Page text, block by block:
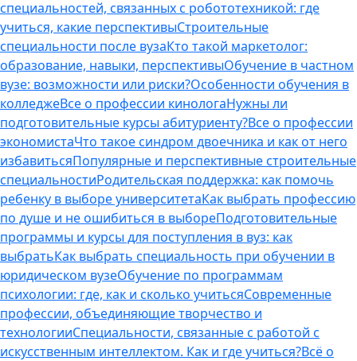
специальностей, связанных с робототехникой: где
учиться, какие перспективыСтроительные
специальности после вузаКто такой маркетолог:
образование, навыки, перспективыОбучение в частном
вузе: возможности или риски?Особенности обучения в
колледжеВсе о профессии кинологаНужны ли
подготовительные курсы абитуриенту?Все о профессии
экономистаЧто такое синдром двоечника и как от него
избавитьсяПопулярные и перспективные строительные
специальностиРодительская поддержка: как помочь
ребенку в выборе университетаКак выбрать профессию
по душе и не ошибиться в выбореПодготовительные
программы и курсы для поступления в вуз: как
выбратьКак выбрать специальность при обучении в
юридическом вузеОбучение по программам
психологии: где, как и сколько учитьсяСовременные
профессии, объединяющие творчество и
технологииСпециальности, связанные с работой с
искусственным интеллектом. Как и где учиться?Всё о